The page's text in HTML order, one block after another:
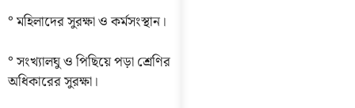
° মহিলাদের সুরক্ষা ও কর্মসংস্থান।
° সংখ্যালঘু ও পিছিয়ে পড়া শ্রেণির
অধিকারের সুরক্ষা।